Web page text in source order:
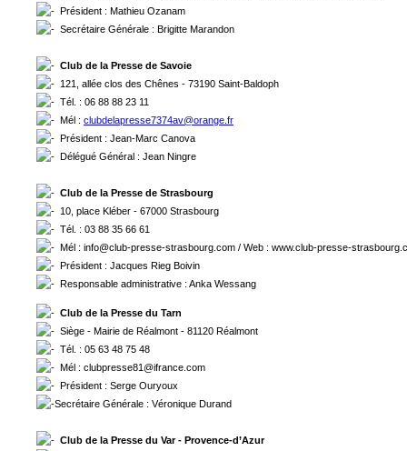
Président : Mathieu Ozanam
Secrétaire Générale : Brigitte Marandon
Club de la Presse de Savoie
121, allée clos des Chênes - 73190 Saint-Baldoph
Tél. : 06 88 88 23 11
Mél : clubdelapresse7374av@orange.fr
Président : Jean-Marc Canova
Délégué Général : Jean Ningre
Club de la Presse de Strasbourg
10, place Kléber - 67000 Strasbourg
Tél. : 03 88 35 66 61
Mél : info@club-presse-strasbourg.com / Web : www.club-presse-
Président : Jacques Rieg Boivin
Responsable administrative : Anka Wessang
Club de la Presse du Tarn
Siège - Mairie de Réalmont - 81120 Réalmont
Tél. : 05 63 48 75 48
Mél : clubpresse81@ifrance.com
Président : Serge Ouryoux
Secrétaire Générale : Véronique Durand
Club de la Presse du Var - Provence-d’Azur